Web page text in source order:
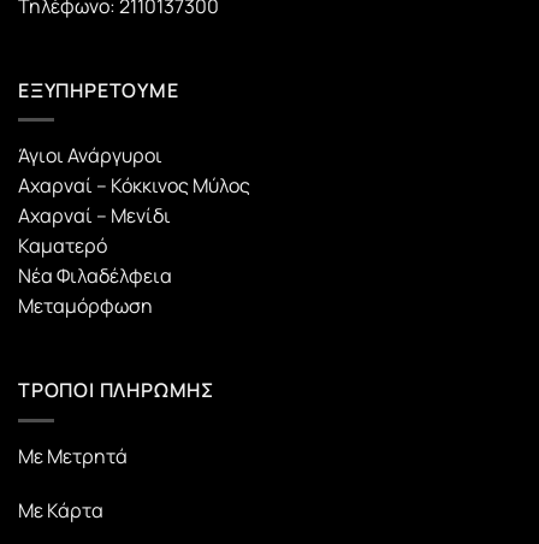
Τηλέφωνο: 2110137300
ΕΞΥΠΗΡΕΤΟΥΜΕ
Άγιοι Ανάργυροι
Αχαρναί – Κόκκινος Μύλος
Αχαρναί – Μενίδι
Καματερό
Νέα Φιλαδέλφεια
Μεταμόρφωση
ΤΡΟΠΟΙ ΠΛΗΡΩΜΗΣ
Με Μετρητά
Με Κάρτα